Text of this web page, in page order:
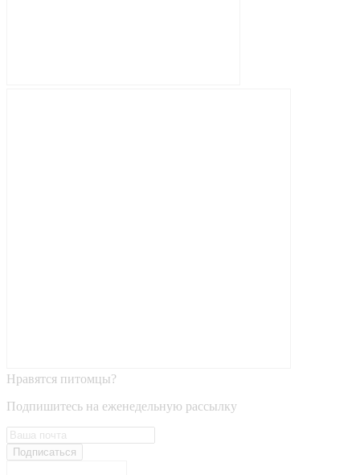
Нравятся питомцы?
Подпишитесь на еженедельную рассылку
Подписаться